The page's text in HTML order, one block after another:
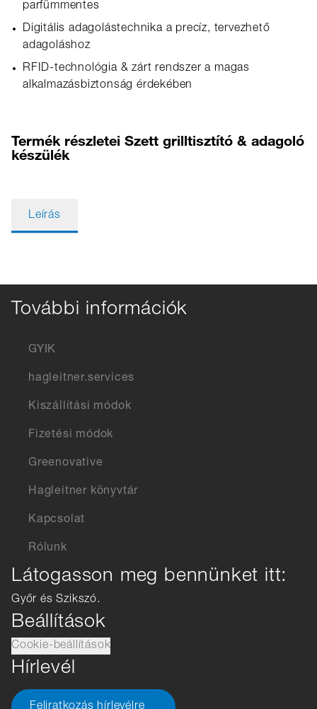
parfümmentes
Digitális adagolástechnika a precíz, tervezhető
adagoláshoz
RFID‑technológia & zárt rendszer a magas
alkalmazásbiztonság érdekében
Termék részletei Szett grilltisztító & adagoló
készülék
Leírás
További információk
GYIK
hagleitner.services
Kiszállítási módok
Fizetési módok
Greenovative
Hagleitner könyvtár
Kapcsolat
Rólunk
Látogasson meg bennünket itt:
Győr és Szikszó.
Beállítások
Cookie-beállítások
Hírlevél